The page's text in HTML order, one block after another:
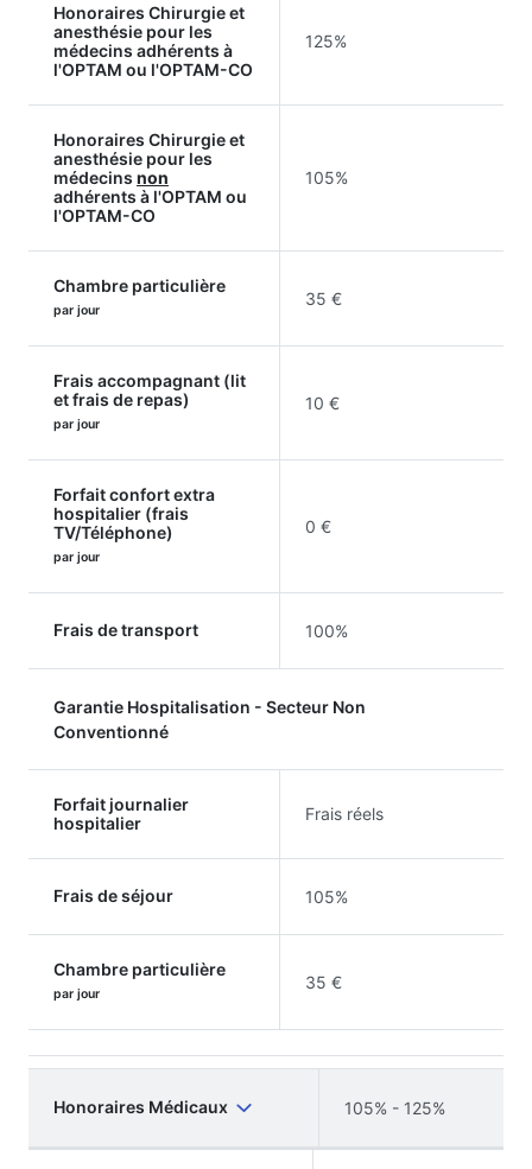
Honoraires Chirurgie et
anesthésie pour les
médecins adhérents à
l'OPTAM ou l'OPTAM-CO
125%
Honoraires Chirurgie et
anesthésie pour les
médecins non
adhérents à l'OPTAM ou
l'OPTAM-CO
105%
Chambre particulière
par jour
35 €
Frais accompagnant (lit
et frais de repas)
par jour
10 €
Forfait confort extra
hospitalier (frais
TV/Téléphone)
par jour
0 €
Frais de transport 100%
Garantie Hospitalisation - Secteur Non
Conventionné
Forfait journalier
hospitalier
Frais réels
Frais de séjour 105%
Chambre particulière
par jour
35 €
Honoraires Médicaux 105% - 125%